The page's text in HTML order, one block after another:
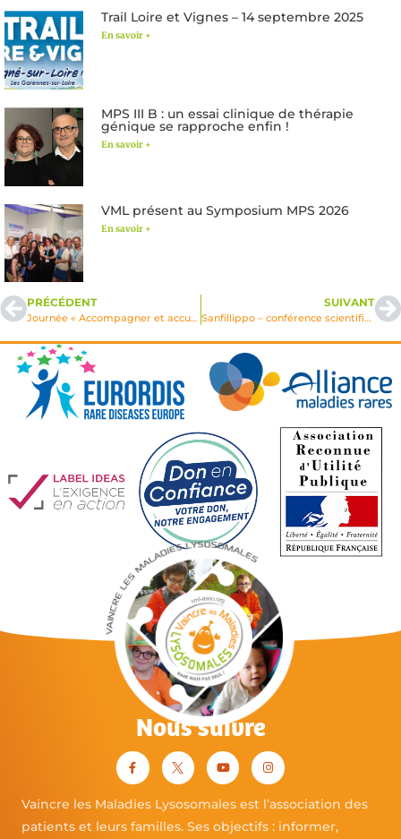
Trail Loire et Vignes – 14 septembre 2025
En savoir +
MPS III B : un essai clinique de thérapie
génique se rapproche enfin !
En savoir +
VML présent au Symposium MPS 2026
En savoir +
PRÉCÉDENT
Journée « Accompagner et accueillir les enfants atteints des maladies de Hunter et Sanfilippo »
SUIVANT
Sanfillippo – conférence scientifique en ligne
Nous suivre
Vaincre les Maladies Lysosomales est l’association des
patients et leurs familles. Ses objectifs : informer,